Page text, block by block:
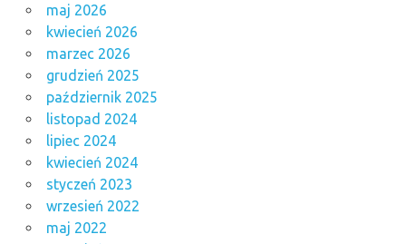
maj 2026
kwiecień 2026
marzec 2026
grudzień 2025
październik 2025
listopad 2024
lipiec 2024
kwiecień 2024
styczeń 2023
wrzesień 2022
maj 2022